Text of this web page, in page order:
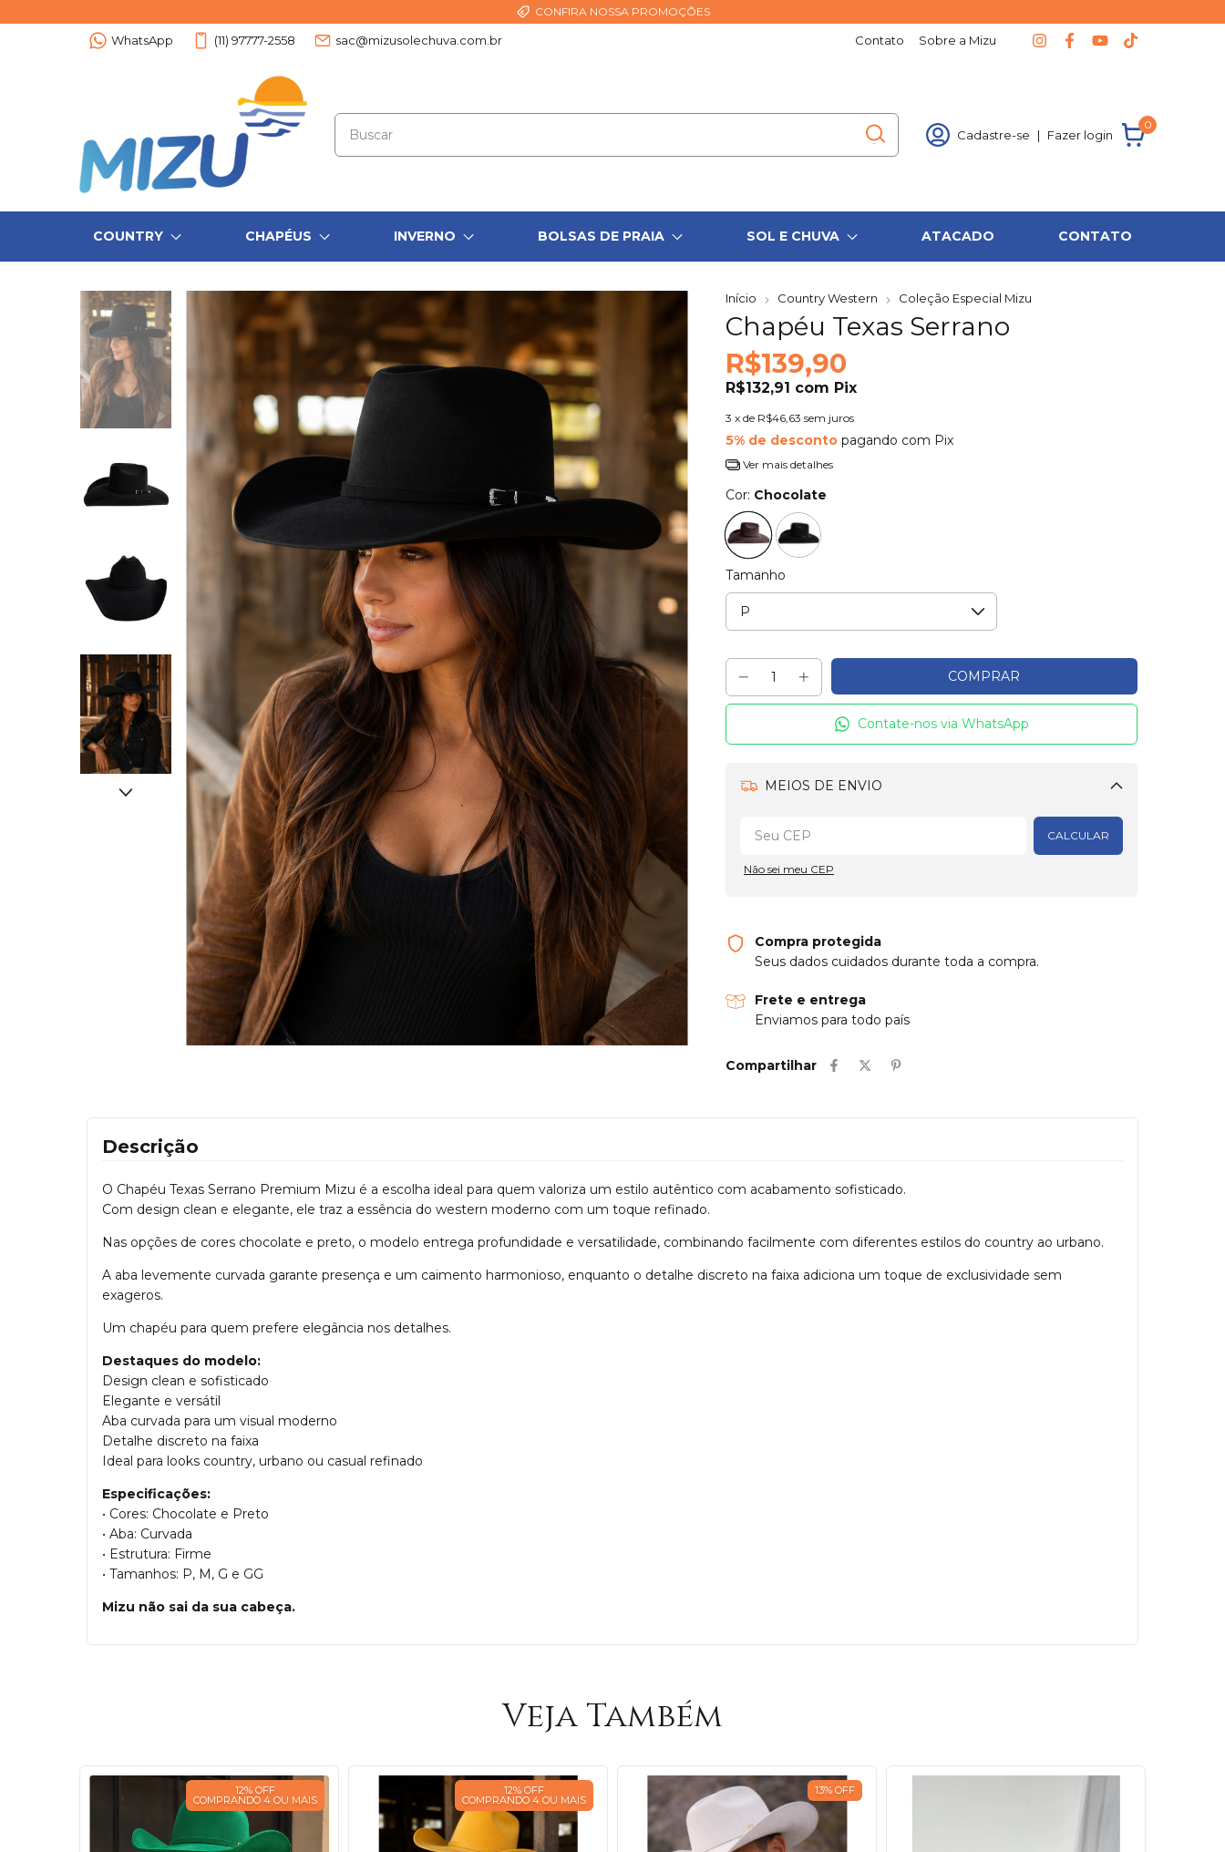
CONFIRA NOSSA PROMOÇÕES
WhatsApp (11) 97777-2558 sac@mizusolechuva.com.br Contato Sobre a Mizu
Cadastre-se | Fazer login
0
COUNTRY CHAPÉUS INVERNO BOLSAS DE PRAIA SOL E CHUVA ATACADO CONTATO
Início Country Western Coleção Especial Mizu
Chapéu Texas Serrano
R$139,90
R$132,91 com Pix
3 x de R$46,63 sem juros
5% de desconto pagando com Pix
Ver mais detalhes
Cor: Chocolate
Tamanho
Contate-nos via WhatsApp
MEIOS DE ENVIO
Alterar CEP
CALCULAR
Não sei meu CEP
Compra protegida
Seus dados cuidados durante toda a compra.
Frete e entrega
Enviamos para todo país
Compartilhar
Descrição
O Chapéu Texas Serrano Premium Mizu é a escolha ideal para quem valoriza um estilo autêntico com acabamento sofisticado.
Com design clean e elegante, ele traz a essência do western moderno com um toque refinado.
Nas opções de cores chocolate e preto, o modelo entrega profundidade e versatilidade, combinando facilmente com diferentes estilos do country ao urbano.
A aba levemente curvada garante presença e um caimento harmonioso, enquanto o detalhe discreto na faixa adiciona um toque de exclusividade sem
exageros.
Um chapéu para quem prefere elegância nos detalhes.
Destaques do modelo:
Design clean e sofisticado
Elegante e versátil
Aba curvada para um visual moderno
Detalhe discreto na faixa
Ideal para looks country, urbano ou casual refinado
Especificações:
• Cores: Chocolate e Preto
• Aba: Curvada
• Estrutura: Firme
• Tamanhos: P, M, G e GG
Mizu não sai da sua cabeça.
Veja Também
12% OFF
COMPRANDO 4 OU MAIS
12% OFF
COMPRANDO 4 OU MAIS
13% OFF